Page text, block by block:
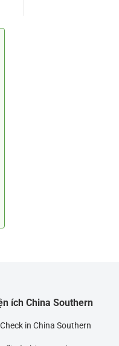
ích China Southern
Check in China Southern